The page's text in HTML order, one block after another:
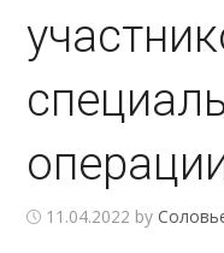
11.04.2022 by